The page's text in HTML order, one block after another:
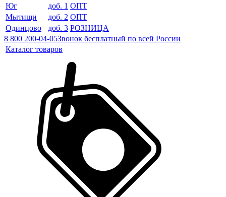
Юг
доб. 1 ОПТ
Мытищи
доб. 2 ОПТ
Одинцово
доб. 3 РОЗНИЦА
8 800 200-04-05Звонок бесплатный по всей России
Каталог товаров